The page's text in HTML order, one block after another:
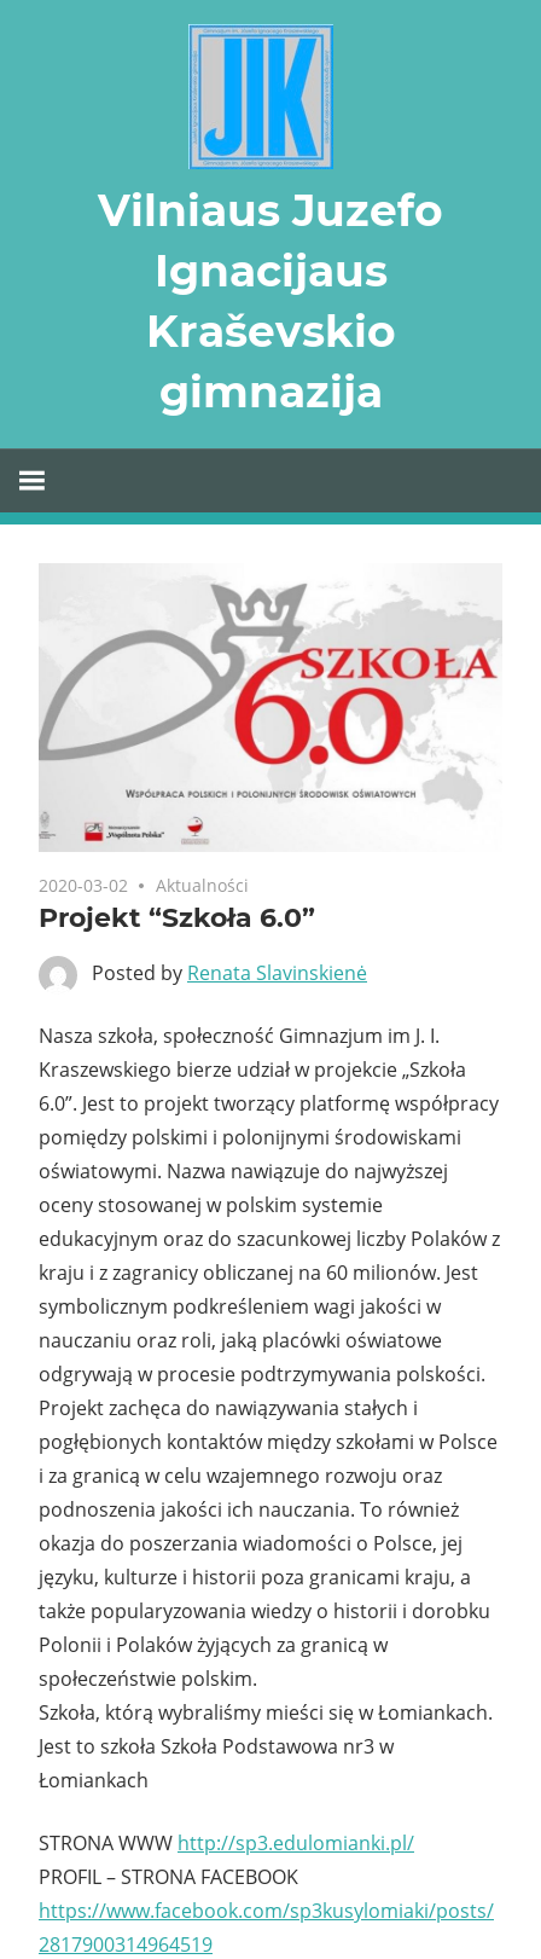
Vilniaus Juzefo
Ignacijaus
Kraševskio
gimnazija
2020-03-02 Aktualności
Projekt “Szkoła 6.0”
Posted by Renata Slavinskienė
Nasza szkoła, społeczność Gimnazjum im J. I.
Kraszewskiego bierze udział w projekcie „Szkoła
6.0”. Jest to projekt tworzący platformę współpracy
pomiędzy polskimi i polonijnymi środowiskami
oświatowymi. Nazwa nawiązuje do najwyższej
oceny stosowanej w polskim systemie
edukacyjnym oraz do szacunkowej liczby Polaków z
kraju i z zagranicy obliczanej na 60 milionów. Jest
symbolicznym podkreśleniem wagi jakości w
nauczaniu oraz roli, jaką placówki oświatowe
odgrywają w procesie podtrzymywania polskości.
Projekt zachęca do nawiązywania stałych i
pogłębionych kontaktów między szkołami w Polsce
i za granicą w celu wzajemnego rozwoju oraz
podnoszenia jakości ich nauczania. To również
okazja do poszerzania wiadomości o Polsce, jej
języku, kulturze i historii poza granicami kraju, a
także popularyzowania wiedzy o historii i dorobku
Polonii i Polaków żyjących za granicą w
społeczeństwie polskim.
Szkoła, którą wybraliśmy mieści się w Łomiankach.
Jest to szkoła Szkoła Podstawowa nr3 w
Łomiankach
STRONA WWW http://sp3.edulomianki.pl/
PROFIL – STRONA FACEBOOK
https://www.facebook.com/sp3kusylomiaki/posts/
2817900314964519